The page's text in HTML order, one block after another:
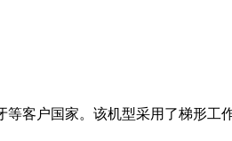
客户国家。该机型采用了梯形